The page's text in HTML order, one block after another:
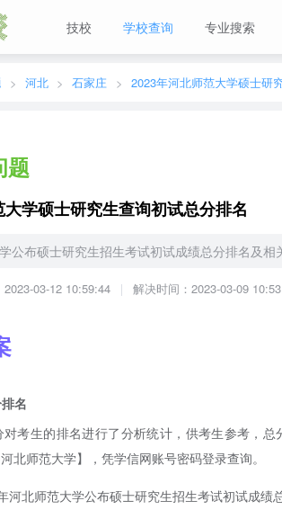
技校 学校查询 专业搜索
切换地区
河北 石家庄
题
学硕士研究生查询初试总分排名
公布硕士研究生招生考试初试成绩总分排名及相
03-12 10:59:44 解决时间：2023-03-09 10:53
名
考生的排名进行了分析统计，供考生参考，
北师范大学】，凭学信网账号密码登录查询。
河北师范大学公布硕士研究生招生考试初试成绩